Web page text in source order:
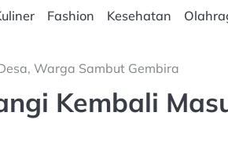
Fashion Kesehatan
Warga Sambut Gembira
Kembali